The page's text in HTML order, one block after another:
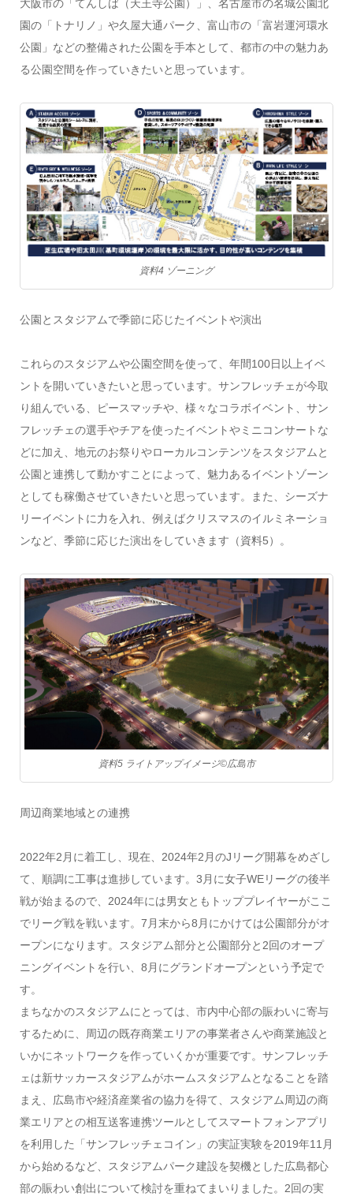
大阪市の「てんしば（天王寺公園）」、名古屋市の名城公園北
園の「トナリノ」や久屋大通パーク、富山市の「富岩運河環水
公園」などの整備された公園を手本として、都市の中の魅力あ
る公園空間を作っていきたいと思っています。
資料4 ゾーニング
公園とスタジアムで季節に応じたイベントや演出
これらのスタジアムや公園空間を使って、年間100日以上イベ
ントを開いていきたいと思っています。サンフレッチェが今取
り組んでいる、ピースマッチや、様々なコラボイベント、サン
フレッチェの選手やチアを使ったイベントやミニコンサートな
どに加え、地元のお祭りやローカルコンテンツをスタジアムと
公園と連携して動かすことによって、魅力あるイベントゾーン
としても稼働させていきたいと思っています。また、シーズナ
リーイベントに力を入れ、例えばクリスマスのイルミネーショ
ンなど、季節に応じた演出をしていきます（資料5）。
資料5 ライトアップイメージ©️広島市
周辺商業地域との連携
2022年2月に着工し、現在、2024年2月のJリーグ開幕をめざし
て、順調に工事は進捗しています。3月に女子WEリーグの後半
戦が始まるので、2024年には男女ともトッププレイヤーがここ
でリーグ戦を戦います。7月末から8月にかけては公園部分がオ
ープンになります。スタジアム部分と公園部分と2回のオープ
ニングイベントを行い、8月にグランドオープンという予定で
す。
まちなかのスタジアムにとっては、市内中心部の賑わいに寄与
するために、周辺の既存商業エリアの事業者さんや商業施設と
いかにネットワークを作っていくかが重要です。サンフレッチ
ェは新サッカースタジアムがホームスタジアムとなることを踏
まえ、広島市や経済産業省の協力を得て、スタジアム周辺の商
業エリアとの相互送客連携ツールとしてスマートフォンアプリ
を利用した「サンフレッチェコイン」の実証実験を2019年11月
から始めるなど、スタジアムパーク建設を契機とした広島都心
部の賑わい創出について検討を重ねてまいりました。2回の実